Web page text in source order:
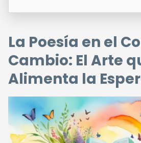
La Poesía en el
Cambio: El Arte
Alimenta la